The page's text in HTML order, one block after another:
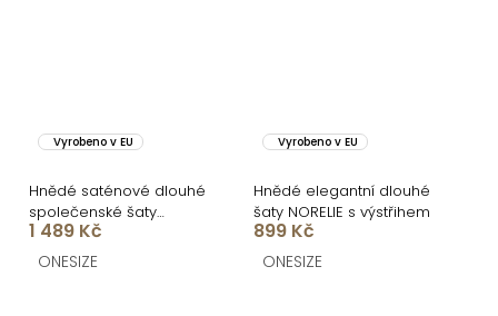
Vyrobeno v EU
Hnědé saténové dlouhé
společenské šaty
LUNOREX
1 489 Kč
ONESIZE
Vyrobeno v EU
Hnědé elegantní dlouhé
šaty NORELIE s výstřihem
899 Kč
ONESIZE